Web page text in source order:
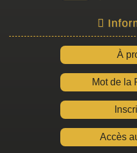
À
Mot de la
Accès